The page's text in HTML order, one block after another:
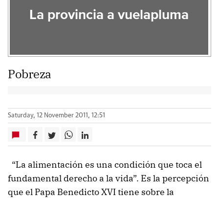
La provincia a vuelapluma
Pobreza
Saturday, 12 November 2011, 12:51
“La alimentación es una condición que toca el
fundamental derecho a la vida”. Es la percepción
que el Papa Benedicto XVI tiene sobre la